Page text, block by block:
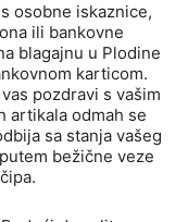
osobne iskaznice,
ili bankovne
blagajnu u Plodine
karticom.
pozdravi s vašim
artikala odmah se
sa stanja vašeg
bežične veze